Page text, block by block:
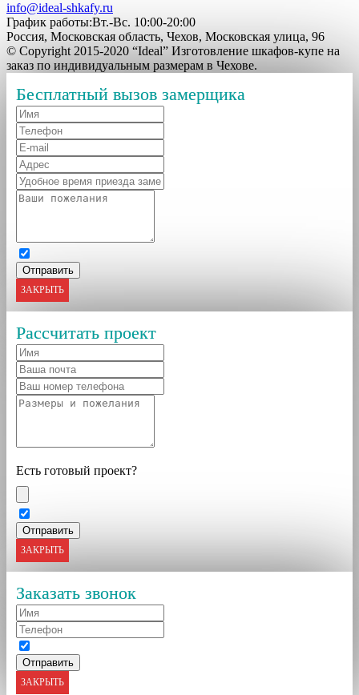
info@ideal-shkafy.ru
График работы:Вт.-Вс. 10:00-20:00
Россия, Московская область, Чехов, Московская улица, 96
© Copyright 2015-2020 “Ideal” Изготовление шкафов-купе на
заказ по индивидуальным размерам в Чехове.
Бесплатный вызов замерщика
ЗАКРЫТЬ
Рассчитать проект
Есть готовый проект?
ЗАКРЫТЬ
Заказать звонок
ЗАКРЫТЬ